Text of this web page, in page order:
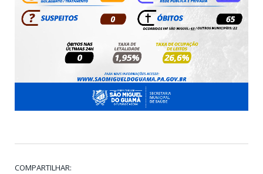
COMPARTILHAR: